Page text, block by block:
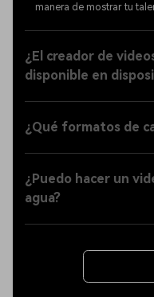
manera de mostrar tu
¿El creador de
disponible en
¿Qué formatos de
¿Puedo hacer un
agua?